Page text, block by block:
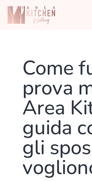
Come
prova
Area
guida
gli